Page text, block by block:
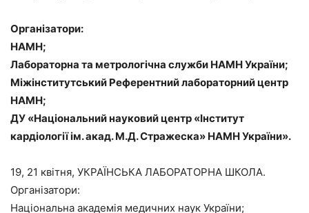
Організатори:
НАМН;
Лабораторна та метрологічна служби НАМН України;
Міжінститутський Референтний лабораторний центр
НАМН;
ДУ «Національний науковий центр «Інститут
кардіології ім. акад. М.Д. Стражеска» НАМН України».
19, 21 квітня, УКРАЇНСЬКА ЛАБОРАТОРНА ШКОЛА.
Організатори:
Національна академія медичних наук України;